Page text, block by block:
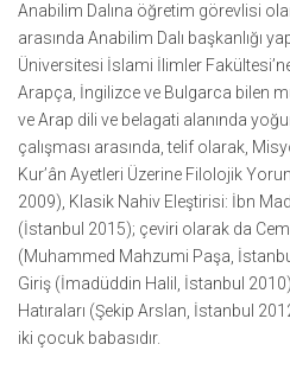
Anabilim Dalına öğretim görevlisi
arasında Anabilim Dalı başkanlığı
Üniversitesi İslami İlimler
Arapça, İngilizce ve Bulgarca bilen
ve Arap dili ve belagati alanında
çalışması arasında, telif olarak,
Kur’ân Ayetleri Üzerine Filolojik
2009), Klasik Nahiv Eleştirisi: İbn
(İstanbul 2015); çeviri olarak da
(Muhammed Mahzumi Paşa,
Giriş (İmadüddin Halil, İstanbul
Hatıraları (Şekip Arslan, İstanbul
iki çocuk babasıdır.